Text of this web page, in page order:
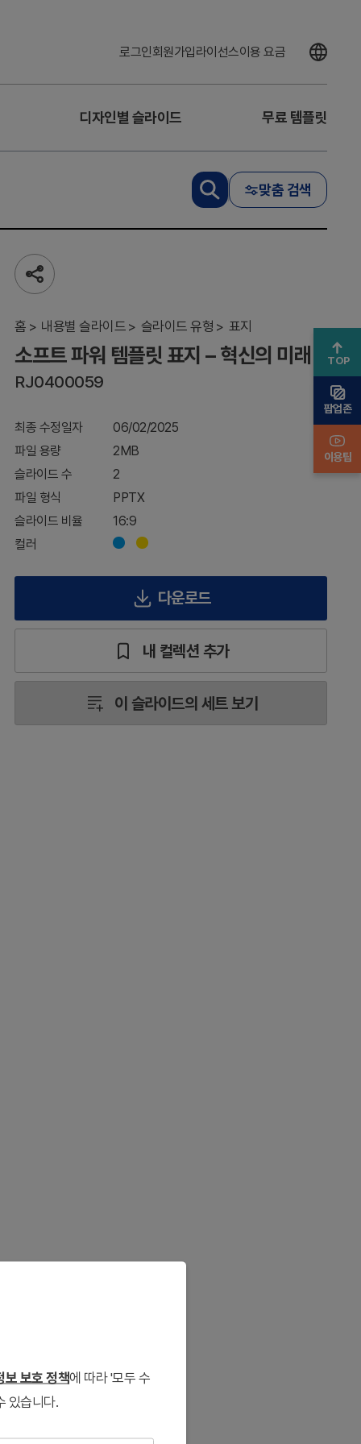
로그인회원가입라이선스이용 요금
디자인별 슬라이드 무료 템플릿
맞춤 검색
공
유
기
홈 내용별 슬라이드 슬라이드 유형 표지
파
워
템
표
지
–
혁
미
래
소프트 파워 템플릿 표지 – 혁신의 미래
RJ0400059
최종 수정일자
06/02/2025
파일 용량
2MB
슬라이드 수
2
파일 형식
PPTX
슬라이드 비율
16:9
컬러
다운로드
내 컬렉션 추가
이 슬라이드의 세트 보기
보 보호 정책에 따라 '모두 수
있습니다.
TOP
팝업존
이용팁